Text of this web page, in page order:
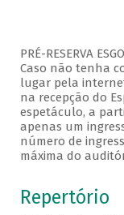
PRÉ-RESERVA
Caso não tenha
lugar pela
na recepção do
espetáculo, a
apenas um
número de
máxima do
Repertório